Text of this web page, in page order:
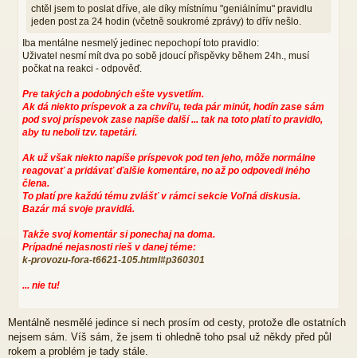
chtěl jsem to poslat dříve, ale díky místnímu "geniálnímu" pravidlu
jeden post za 24 hodin (včetně soukromé zprávy) to dřív nešlo.
Iba mentálne nesmelý jedinec nepochopí toto pravidlo:
Uživatel nesmí mít dva po sobě jdoucí přispěvky během 24h., musí
počkat na reakci - odpověď.
Pre takých a podobných ešte vysvetlím.
Ak dá niekto príspevok a za chvíľu, teda pár minút, hodín zase sám
pod svoj príspevok zase napíše další ... tak na toto platí to pravidlo,
aby tu neboli tzv. tapetári.
Ak už však niekto napíše príspevok pod ten jeho, môže normálne
reagovať a pridávať ďalšie komentáre, no až po odpovedi iného
člena.
To platí pre každú tému zvlášť v rámci sekcie Voľná diskusia.
Bazár má svoje pravidlá.
Takže svoj komentár si ponechaj na doma.
Prípadné nejasnosti rieš v danej téme:
k-provozu-fora-t6621-105.html#p360301
... nie tu!
Mentálně nesmělé jedince si nech prosím od cesty, protože dle ostatních
nejsem sám. Víš sám, že jsem ti ohledně toho psal už někdy před půl
rokem a problém je tady stále.